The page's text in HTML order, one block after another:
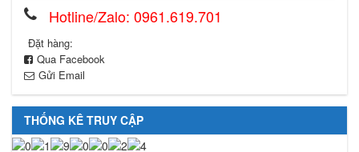
Hotline/Zalo: 0961.619.701
Đặt hàng:
Qua Facebook
Gửi Email
THỐNG KÊ TRUY CẬP